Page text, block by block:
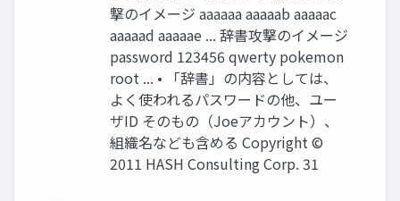
撃のイメージ aaaaaa aaaaab aaaaac
aaaaad aaaaae ... 辞書攻撃のイメージ
password 123456 qwerty pokemon
root ... • 「辞書」の内容としては、
よく使われるパスワードの他、ユー
ザID そのもの（Joeアカウント）、
組織名なども含める Copyright ©
2011 HASH Consulting Corp. 31